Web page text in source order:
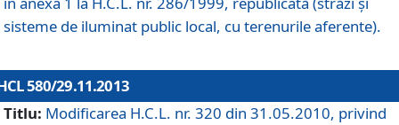
sisteme de iluminat public local, cu terenurile aferente).
580/29.11.2013
Titlu: Modificarea H.C.L. nr. 320 din 31.05.2010, privind